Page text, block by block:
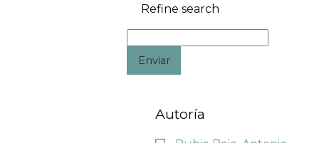
Refine search
Enviar
Autoría